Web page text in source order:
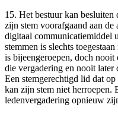
15. Het bestuur kan besluiten
zijn stem voorafgaand aan de
digitaal communicatiemiddel
stemmen is slechts
is bijeengeroepen, doch nooit
die vergadering en nooit later
Een stemgerechtigd lid dat
kan zijn stem niet herroepen.
ledenvergadering opnieuw